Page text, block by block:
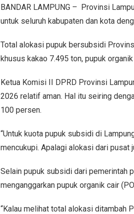
BANDAR LAMPUNG – Provinsi
untuk seluruh kabupaten dan kota
Total alokasi pupuk bersubsidi
khusus kakao 7.495 ton, pupuk
Ketua Komisi II DPRD Provinsi
2026 relatif aman. Hal itu seiring
100 persen.
“Untuk kuota pupuk subsidi di
mencukupi. Apalagi alokasi dari pusat
Selain pupuk subsidi dari pemerintah
menganggarkan pupuk organik cair
“Kalau melihat total alokasi ditambah